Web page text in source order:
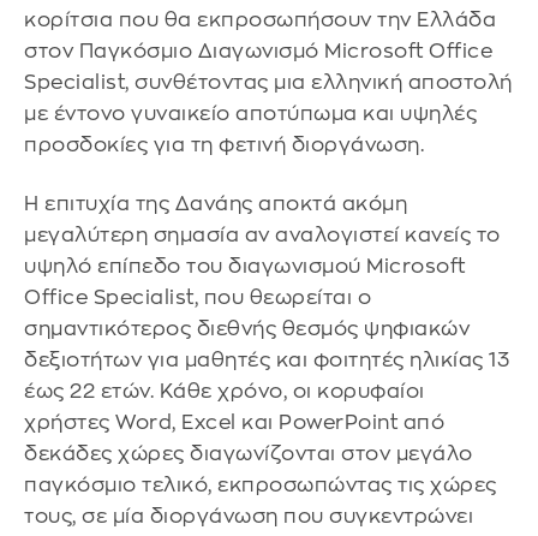
κορίτσια που θα εκπροσωπήσουν την Ελλάδα
στον Παγκόσμιο Διαγωνισμό Microsoft Office
Specialist, συνθέτοντας μια ελληνική αποστολή
με έντονο γυναικείο αποτύπωμα και υψηλές
προσδοκίες για τη φετινή διοργάνωση.
Η επιτυχία της Δανάης αποκτά ακόμη
μεγαλύτερη σημασία αν αναλογιστεί κανείς το
υψηλό επίπεδο του διαγωνισμού Microsoft
Office Specialist, που θεωρείται ο
σημαντικότερος διεθνής θεσμός ψηφιακών
δεξιοτήτων για μαθητές και φοιτητές ηλικίας 13
έως 22 ετών. Κάθε χρόνο, οι κορυφαίοι
χρήστες Word, Excel και PowerPoint από
δεκάδες χώρες διαγωνίζονται στον μεγάλο
παγκόσμιο τελικό, εκπροσωπώντας τις χώρες
τους, σε μία διοργάνωση που συγκεντρώνει